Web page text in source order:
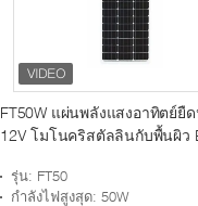
FT50W แผ่นพลังแสงอาทิตย์ยื
12V โมโนคริสตัลลินกับพื้นผิว
รุ่น: FT50
กำลังไฟสูงสุด: 50W